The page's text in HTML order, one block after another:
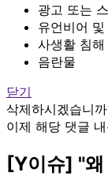
광고 또는
유언비어
사생활 침
음란물
닫기
삭제하시겠습니
이제 해당 댓글
[Y이슈] "왜